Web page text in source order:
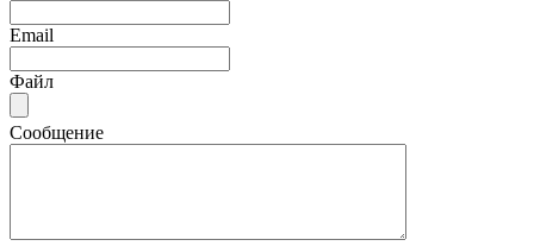
Email
Файл
Сообщение